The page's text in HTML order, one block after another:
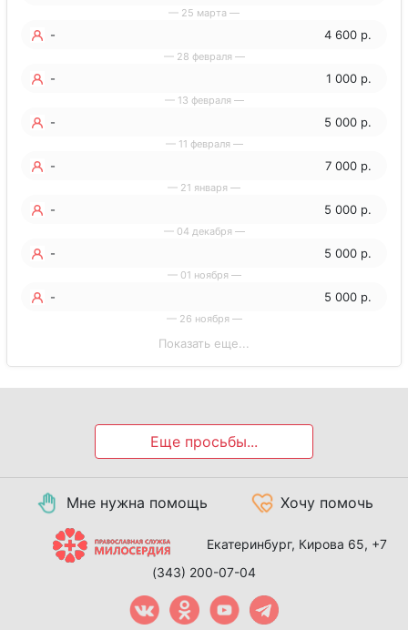
— 25 марта —
- 4 600 р.
— 28 февраля —
- 1 000 р.
— 13 февраля —
- 5 000 р.
— 11 февраля —
- 7 000 р.
— 21 января —
- 5 000 р.
— 04 декабря —
- 5 000 р.
— 01 ноября —
- 5 000 р.
— 26 ноября —
Показать еще...
Еще просьбы...
Мне нужна помощь Хочу помочь
Екатеринбург, Кирова 65, +7
(343) 200-07-04